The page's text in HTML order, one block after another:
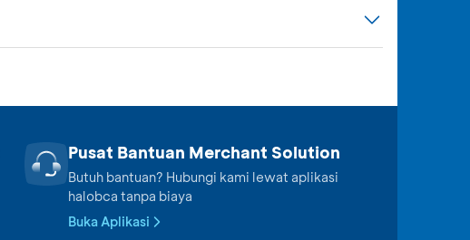
Pusat Bantuan Merchant Solution
Butuh bantuan? Hubungi kami lewat aplikasi
halobca tanpa biaya
Buka Aplikasi